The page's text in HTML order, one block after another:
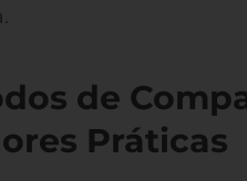
de
Práticas